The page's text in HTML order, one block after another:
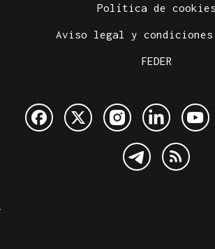
Política de cookies
Aviso legal y condiciones
FEDER